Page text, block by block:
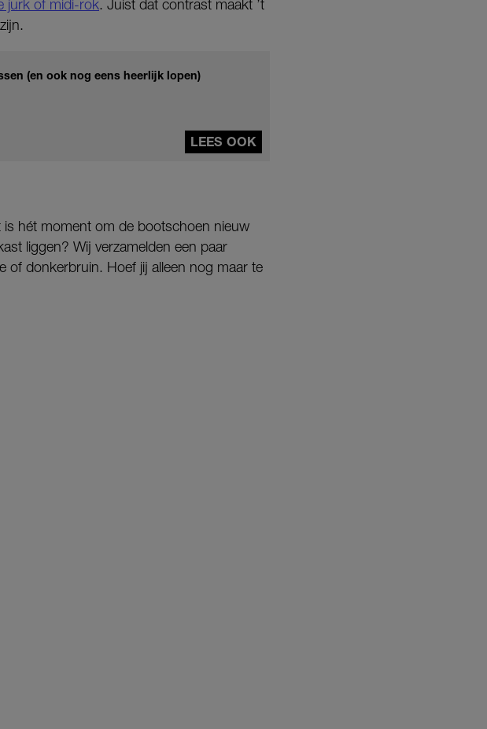
jurk of midi-rok. Juist dat contrast maakt ’t
(en ook nog eens heerlijk lopen)
LEES OOK
is hét moment om de bootschoen nieuw
liggen? Wij verzamelden een paar
of donkerbruin. Hoef jij alleen nog maar te